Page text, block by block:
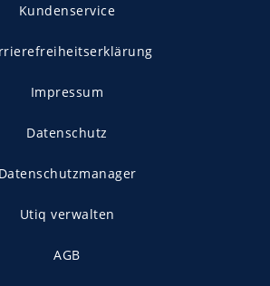
Kundenservice
Impressum
Datenschutz
Datenschutzmanager
Utiq verwalten
AGB